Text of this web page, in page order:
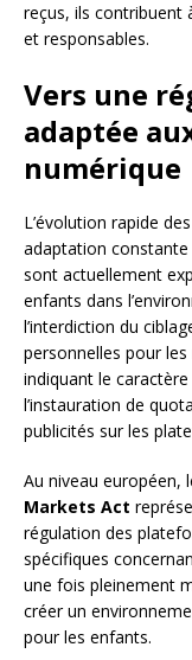
reçus, ils contribuent
et responsables.
Vers une
adaptée
numérique
L’évolution rapide
adaptation constante
sont actuellement
enfants dans
l’interdiction du
personnelles pour
indiquant le
l’instauration de
publicités sur les
Au niveau européen,
Markets Act
régulation des
spécifiques
une fois pleinement
créer un
pour les enfants.